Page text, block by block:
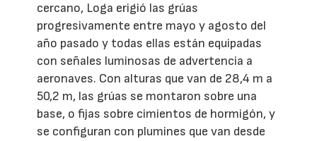
cercano, Loga erigió las grúas
progresivamente entre mayo y agosto del
año pasado y todas ellas están equipadas
con señales luminosas de advertencia a
aeronaves. Con alturas que van de 28,4 m a
50,2 m, las grúas se montaron sobre una
base, o fijas sobre cimientos de hormigón, y
se configuran con plumines que van desde